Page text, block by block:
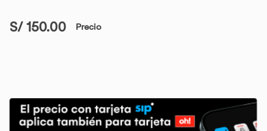
S/ 150.00 Precio